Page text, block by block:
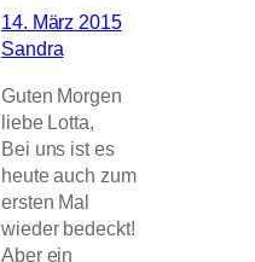
14. März 2015
Sandra
Guten Morgen
liebe Lotta,
Bei uns ist es
heute auch zum
ersten Mal
wieder bedeckt!
Aber ein